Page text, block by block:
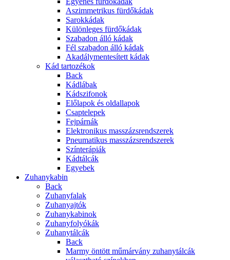
Aszimmetrikus fürdőkádak
Sarokkádak
Különleges fürdőkádak
Szabadon álló kádak
Fél szabadon álló kádak
Akadálymentesített kádak
Kád tartozékok
Back
Kádlábak
Kádszifonok
Előlapok és oldallapok
Csaptelepek
Fejpárnák
Elektronikus masszázsrendszerek
Pneumatikus masszázsrendszerek
Színterápiák
Kádtálcák
Egyebek
Zuhanykabin
Back
Zuhanyfalak
Zuhanyajtók
Zuhanykabinok
Zuhanyfolyókák
Zuhanytálcák
Back
Marmy öntött műmárvány zuhanytálcák